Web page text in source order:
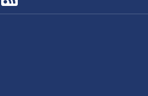
RSS